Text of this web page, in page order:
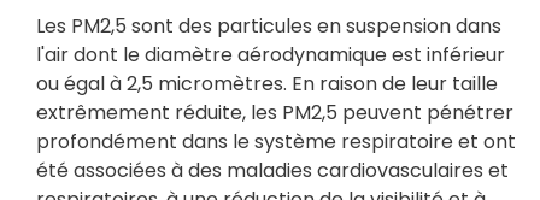
Les PM2,5 sont des particules en suspension dans
l'air dont le diamètre aérodynamique est inférieur
ou égal à 2,5 micromètres. En raison de leur taille
extrêmement réduite, les PM2,5 peuvent pénétrer
profondément dans le système respiratoire et ont
été associées à des maladies cardiovasculaires et